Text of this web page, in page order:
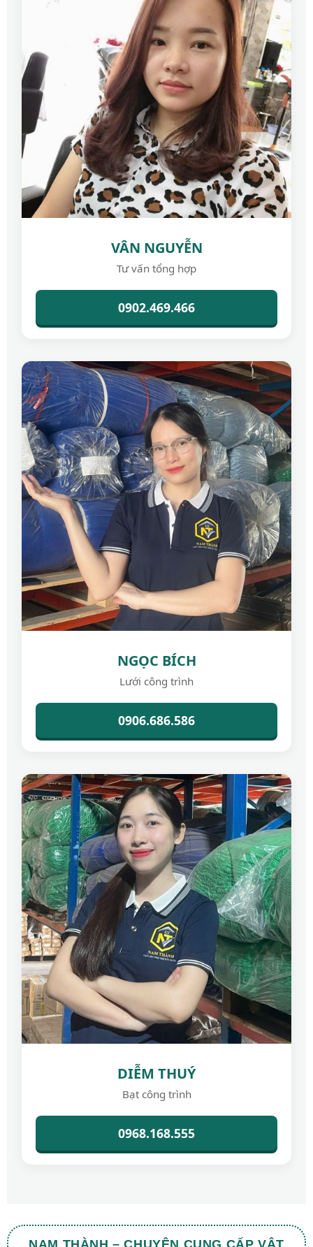
VÂN NGUYỄN
Tư vấn tổng hợp
0902.469.466
NGỌC BÍCH
Lưới công trình
0906.686.586
DIỄM THUÝ
Bạt công trình
0968.168.555
NAM THÀNH – CHUYÊN CUNG CẤP VẬT